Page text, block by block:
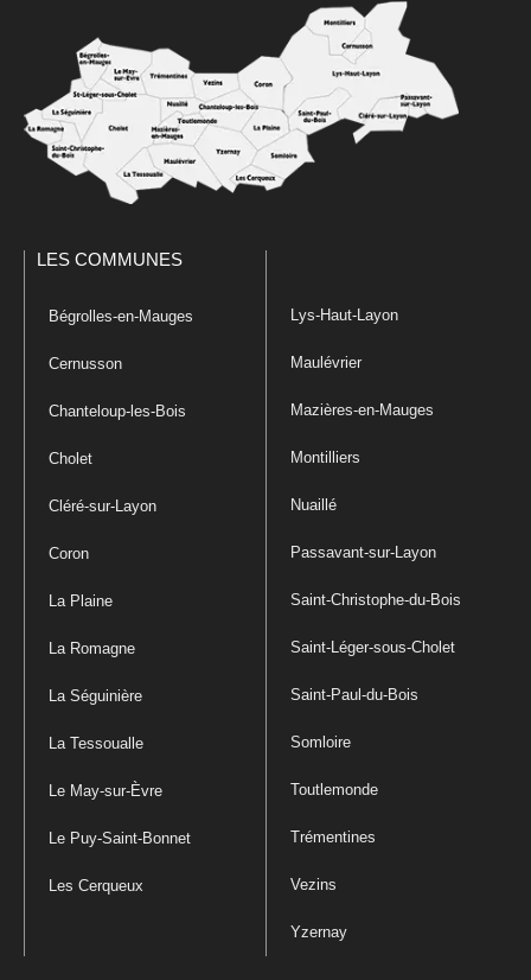
LES COMMUNES
Bégrolles-en-Mauges
Cernusson
Chanteloup-les-Bois
Cholet
Cléré-sur-Layon
Coron
La Plaine
La Romagne
La Séguinière
La Tessoualle
Le May-sur-Èvre
Le Puy-Saint-Bonnet
Les Cerqueux
Lys-Haut-Layon
Maulévrier
Mazières-en-Mauges
Montilliers
Nuaillé
Passavant-sur-Layon
Saint-Christophe-du-Bois
Saint-Léger-sous-Cholet
Saint-Paul-du-Bois
Somloire
Toutlemonde
Trémentines
Vezins
Yzernay